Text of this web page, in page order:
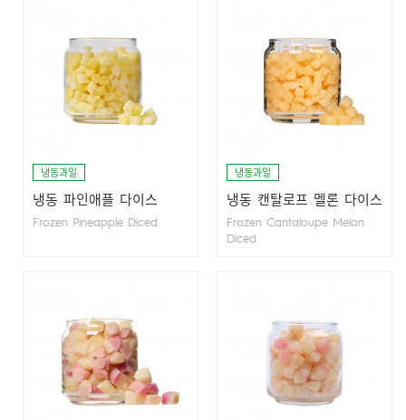
냉동과일
냉동 파인애플 다이스
Frozen Pineapple Diced
냉동과일
냉동 캔탈로프 멜론 다이스
Frozen Cantaloupe Melon
Diced